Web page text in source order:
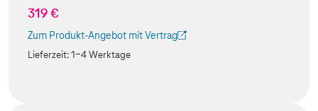
319 €
Zum Produkt-Angebot mit Vertrag
(Der Link wird in einem neuen Tab geöffnet)
Lieferzeit:1-4 Werktage